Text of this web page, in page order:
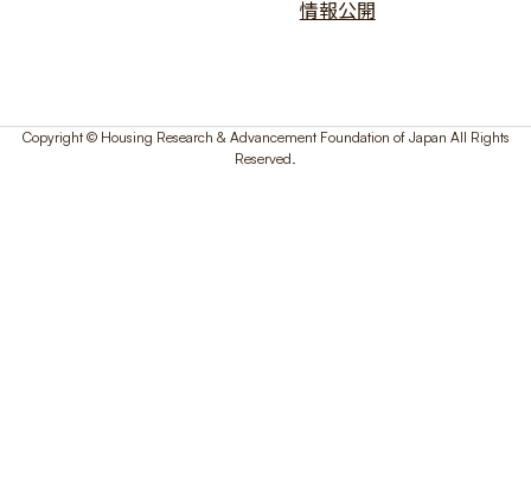
情報公開
Copyright © Housing Research & Advancement Foundation of Japan All Rights
Reserved.